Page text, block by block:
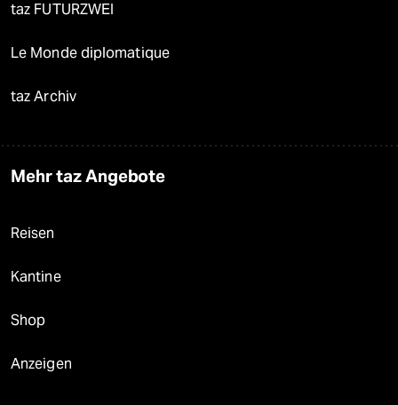
taz FUTURZWEI
Le Monde diplomatique
taz Archiv
Mehr taz Angebote
Reisen
Kantine
Shop
Anzeigen